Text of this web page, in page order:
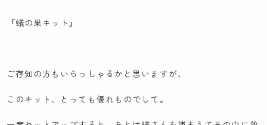
採用に関するお問い合わせ
お知らせ
『蟻の巣キット』
ご存知の方もいらっしゃるかと思いますが、
このキット、とっても優れものでして。